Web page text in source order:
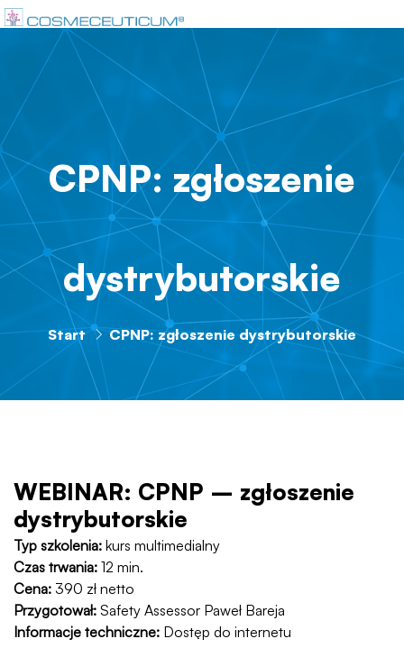
CPNP: zgłoszenie
dystrybutorskie
Start CPNP: zgłoszenie dystrybutorskie
WEBINAR: CPNP – zgłoszenie
dystrybutorskie
Typ szkolenia: kurs multimedialny
Czas trwania: 12 min.
Cena: 390 zł netto
Przygotował: Safety Assessor Paweł Bareja
Informacje techniczne: Dostęp do internetu